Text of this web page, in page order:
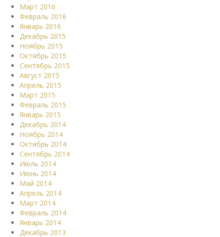
Март 2016
Февраль 2016
Январь 2016
Декабрь 2015
Ноябрь 2015
Октябрь 2015
Сентябрь 2015
Август 2015
Апрель 2015
Март 2015
Февраль 2015
Январь 2015
Декабрь 2014
Ноябрь 2014
Октябрь 2014
Сентябрь 2014
Июль 2014
Июнь 2014
Май 2014
Апрель 2014
Март 2014
Февраль 2014
Январь 2014
Декабрь 2013